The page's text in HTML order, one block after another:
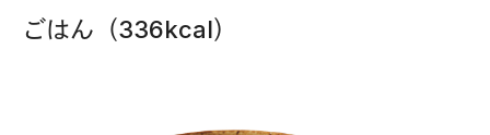
ごはん（336kcal）